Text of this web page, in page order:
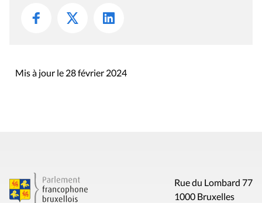
Mis à jour le 28 février 2024
Rue du Lombard 77
1000 Bruxelles